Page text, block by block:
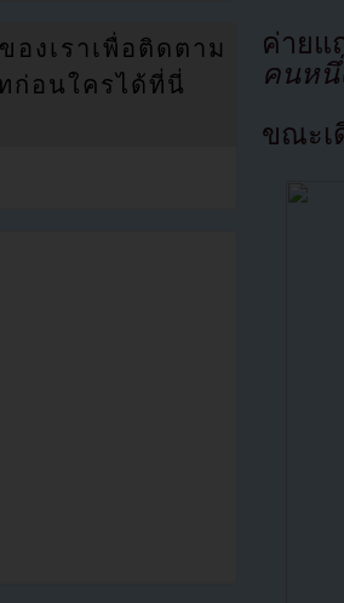
ค่าย
คนหนึ่
ขณะเ
องเราเพื่อติดตาม
ก่อนใครได้ที่นี่